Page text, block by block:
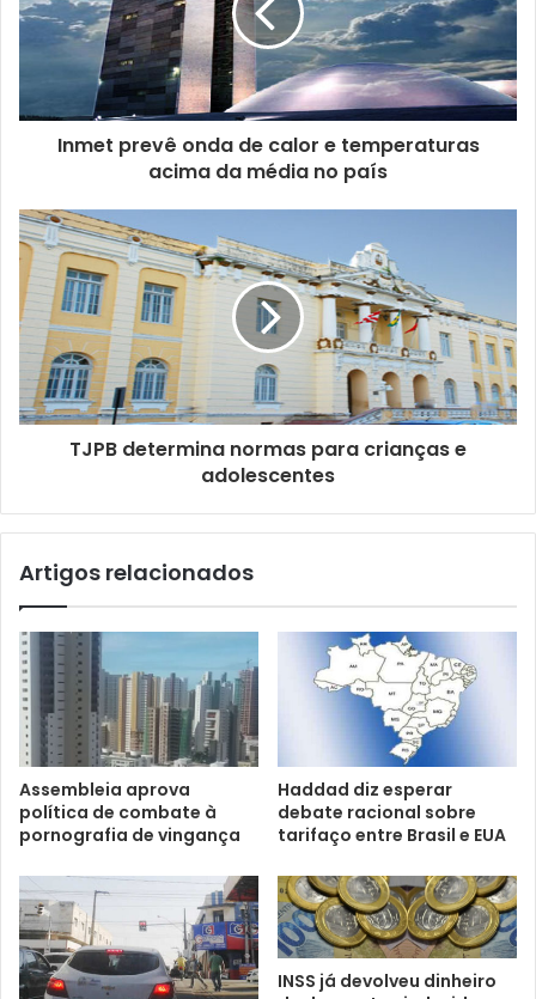
n
e
e
e
m
a
i
l
Inmet prevê onda de calor e temperaturas
acima da média no país
TJPB determina normas para crianças e
adolescentes
Artigos relacionados
Assembleia aprova
política de combate à
pornografia de vingança
Haddad diz esperar
debate racional sobre
tarifaço entre Brasil e EUA
INSS já devolveu dinheiro